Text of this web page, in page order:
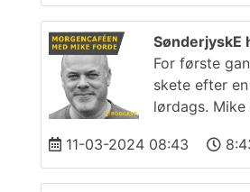
SønderjyskE
For første
skete efter
lørdags.
11-03-2024 08:43